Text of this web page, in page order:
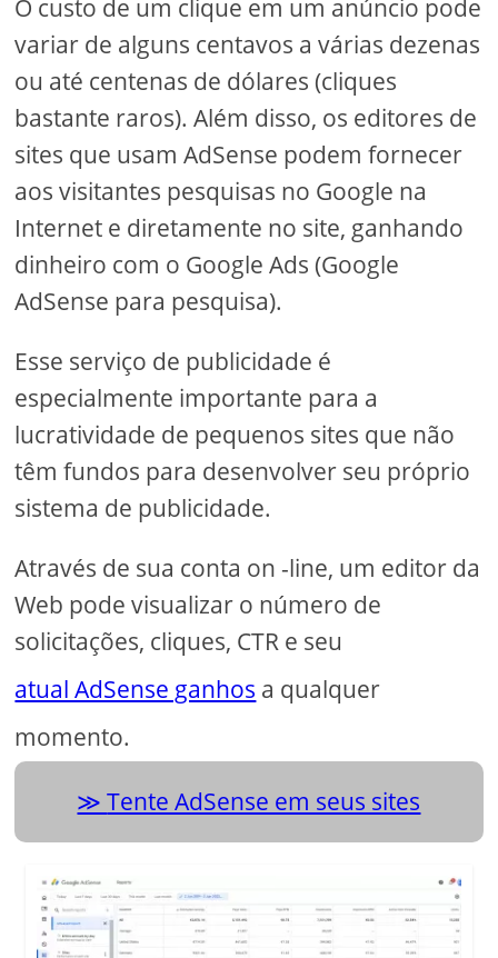
O custo de um clique em um anúncio pode
variar de alguns centavos a várias dezenas
ou até centenas de dólares (cliques
bastante raros). Além disso, os editores de
sites que usam AdSense podem fornecer
aos visitantes pesquisas no Google na
Internet e diretamente no site, ganhando
dinheiro com o Google Ads (Google
AdSense para pesquisa).
Esse serviço de publicidade é
especialmente importante para a
lucratividade de pequenos sites que não
têm fundos para desenvolver seu próprio
sistema de publicidade.
Através de sua conta on -line, um editor da
Web pode visualizar o número de
solicitações, cliques, CTR e seu
atual AdSense ganhos a qualquer
momento.
Tente AdSense em seus sites